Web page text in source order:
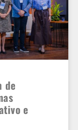
de
e